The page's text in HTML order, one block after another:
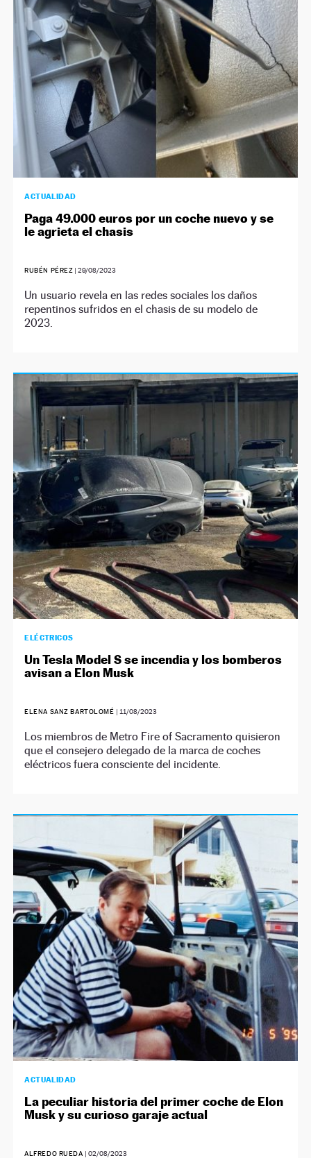
NEWSLETTER
ACTUALIDAD
Paga 49.000 euros por un coche nuevo y se
le agrieta el chasis
RUBÉN PÉREZ |29/08/2023
Un usuario revela en las redes sociales los daños
repentinos sufridos en el chasis de su modelo de
2023.
ELÉCTRICOS
Un Tesla Model S se incendia y los bomberos
avisan a Elon Musk
ELENA SANZ BARTOLOMÉ | 11/08/2023
Los miembros de Metro Fire of Sacramento quisieron
que el consejero delegado de la marca de coches
eléctricos fuera consciente del incidente.
ACTUALIDAD
La peculiar historia del primer coche de Elon
Musk y su curioso garaje actual
ALFREDO RUEDA | 02/08/2023